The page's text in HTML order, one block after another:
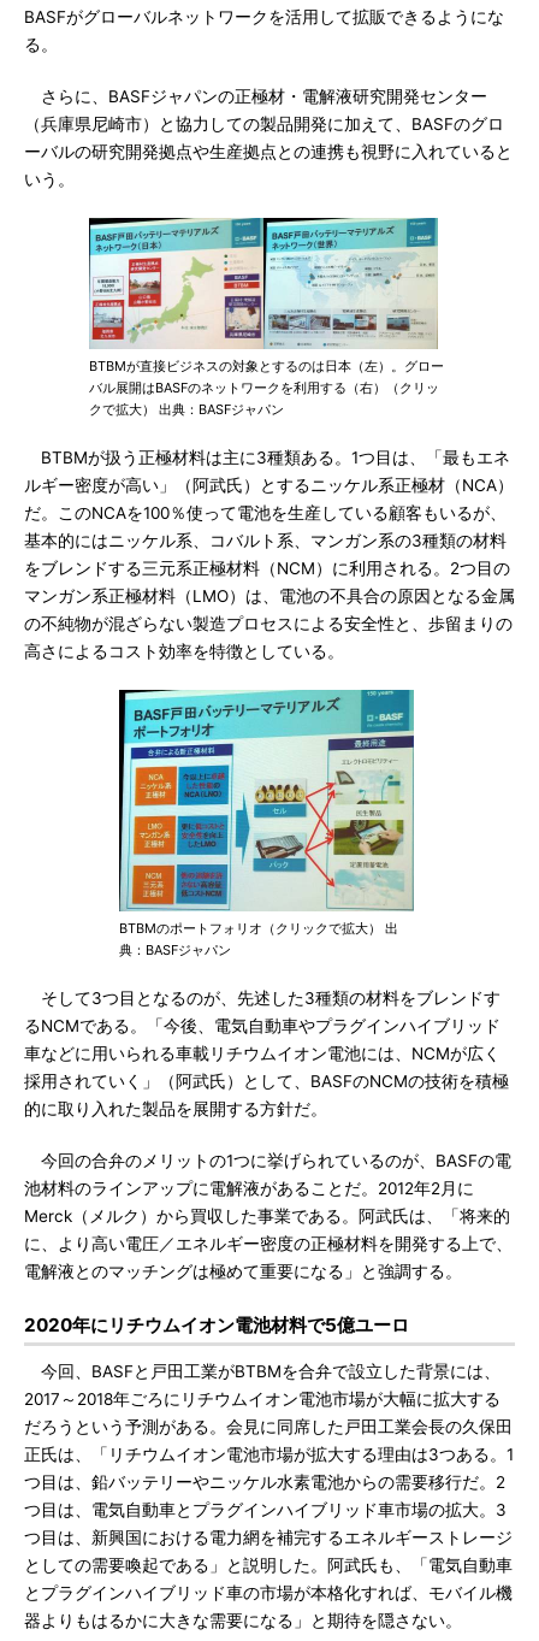
BASFがグローバルネットワークを活用して拡販できるようにな
る。
さらに、BASFジャパンの正極材・電解液研究開発センター
（兵庫県尼崎市）と協力しての製品開発に加えて、BASFのグロ
ーバルの研究開発拠点や生産拠点との連携も視野に入れていると
いう。
BTBMが直接ビジネスの対象とするのは日本（左）。グロー
バル展開はBASFのネットワークを利用する（右）（クリッ
クで拡大） 出典：BASFジャパン
BTBMが扱う正極材料は主に3種類ある。1つ目は、「最もエネ
ルギー密度が高い」（阿武氏）とするニッケル系正極材（NCA）
だ。このNCAを100％使って電池を生産している顧客もいるが、
基本的にはニッケル系、コバルト系、マンガン系の3種類の材料
をブレンドする三元系正極材料（NCM）に利用される。2つ目の
マンガン系正極材料（LMO）は、電池の不具合の原因となる金属
の不純物が混ざらない製造プロセスによる安全性と、歩留まりの
高さによるコスト効率を特徴としている。
BTBMのポートフォリオ（クリックで拡大） 出
典：BASFジャパン
そして3つ目となるのが、先述した3種類の材料をブレンドす
るNCMである。「今後、電気自動車やプラグインハイブリッド
車などに用いられる車載リチウムイオン電池には、NCMが広く
採用されていく」（阿武氏）として、BASFのNCMの技術を積極
的に取り入れた製品を展開する方針だ。
今回の合弁のメリットの1つに挙げられているのが、BASFの電
池材料のラインアップに電解液があることだ。2012年2月に
Merck（メルク）から買収した事業である。阿武氏は、「将来的
に、より高い電圧／エネルギー密度の正極材料を開発する上で、
電解液とのマッチングは極めて重要になる」と強調する。
2020年にリチウムイオン電池材料で5億ユーロ
今回、BASFと戸田工業がBTBMを合弁で設立した背景には、
2017～2018年ごろにリチウムイオン電池市場が大幅に拡大する
だろうという予測がある。会見に同席した戸田工業会長の久保田
正氏は、「リチウムイオン電池市場が拡大する理由は3つある。1
つ目は、鉛バッテリーやニッケル水素電池からの需要移行だ。2
つ目は、電気自動車とプラグインハイブリッド車市場の拡大。3
つ目は、新興国における電力網を補完するエネルギーストレージ
としての需要喚起である」と説明した。阿武氏も、「電気自動車
とプラグインハイブリッド車の市場が本格化すれば、モバイル機
器よりもはるかに大きな需要になる」と期待を隠さない。